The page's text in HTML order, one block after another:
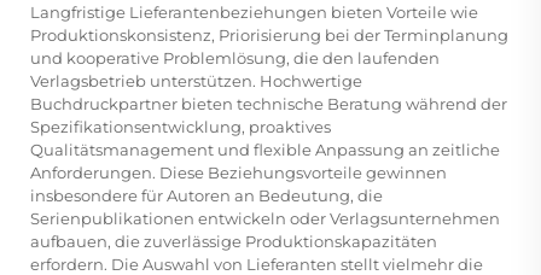
Langfristige Lieferantenbeziehungen bieten Vorteile wie
Produktionskonsistenz, Priorisierung bei der Terminplanung
und kooperative Problemlösung, die den laufenden
Verlagsbetrieb unterstützen. Hochwertige
Buchdruckpartner bieten technische Beratung während der
Spezifikationsentwicklung, proaktives
Qualitätsmanagement und flexible Anpassung an zeitliche
Anforderungen. Diese Beziehungsvorteile gewinnen
insbesondere für Autoren an Bedeutung, die
Serienpublikationen entwickeln oder Verlagsunternehmen
aufbauen, die zuverlässige Produktionskapazitäten
erfordern. Die Auswahl von Lieferanten stellt vielmehr die